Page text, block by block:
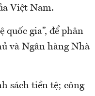
Việt Nam.
gia”, để phân
và Ngân hàng Nhà
sách tiền tệ; công